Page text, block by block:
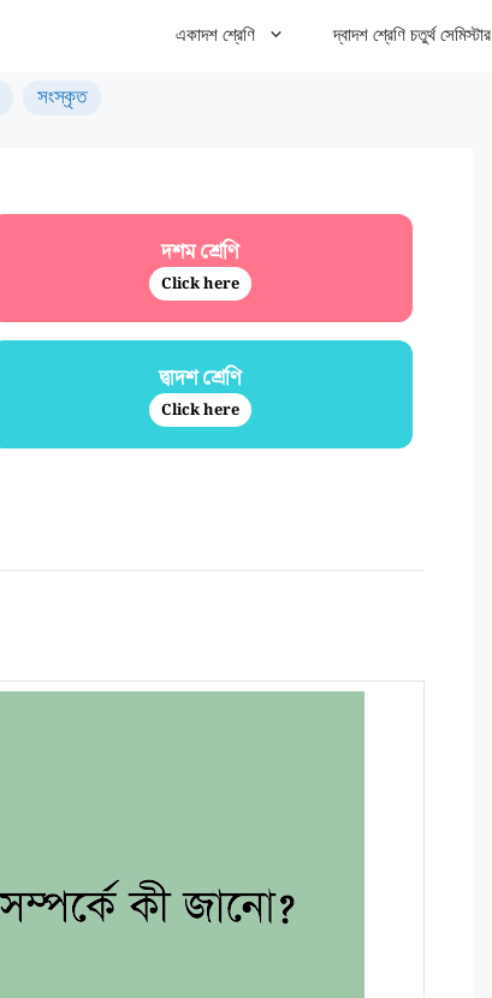
একাদশ শ্রেণি দ্বাদশ শ্রেণি চতুর্থ সেমিস্টার
সংস্কৃত
দশম শ্রেণি
Click here
দ্বাদশ শ্রেণি
Click here